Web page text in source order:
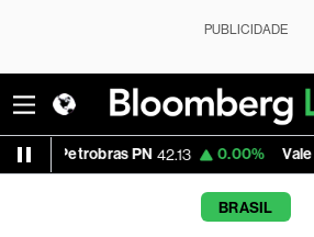
PUBLICIDADE
42.13 0.00% Vale ON 75.39
BRASIL